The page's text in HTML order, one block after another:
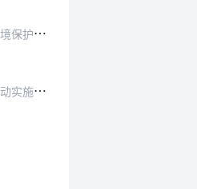
质量…
管理。